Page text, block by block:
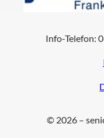
Info-Telefon:
© 2026 –